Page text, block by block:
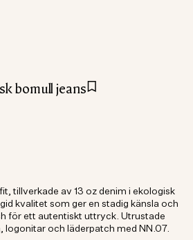
bomull jeans
tillverkade av 13 oz denim i ekologisk
kvalitet som ger en stadig känsla och
för ett autentiskt uttryck. Utrustade
logonitar och läderpatch med NN.07.